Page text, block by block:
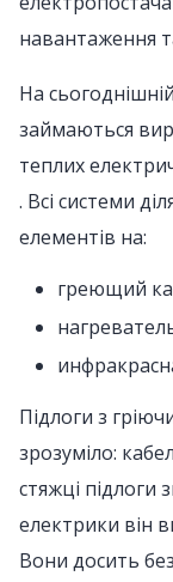
навантаження
На
займаються
теплих
. Всі системи
елементів на:
греющий
Підлоги з
зрозуміло:
стяжці
електрики він
Вони досить